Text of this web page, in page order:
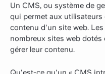
Un CMS, ou système de
qui permet aux utilisateurs
contenu d'un site web.
nombreux sites web
gérer leur contenu.